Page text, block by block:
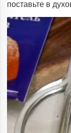
поставьте в